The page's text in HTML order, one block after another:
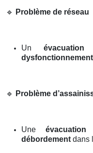
🔹 Problème de réseau
Un
🔹 Problème
Une évacuation
débordement dans